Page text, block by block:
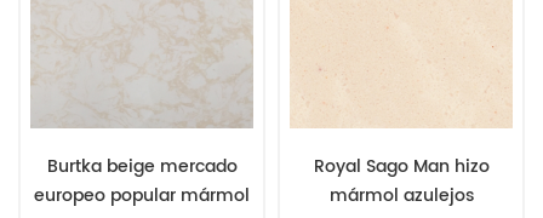
Burtka beige mercado
europeo popular mármol
Royal Sago Man hizo
mármol azulejos